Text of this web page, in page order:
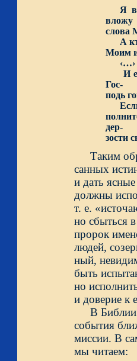
Я
вложу
слова
А
Моим
‹…›
И
Гос-
подь
Если
дер-
зости
Таким
санных
и дать
т. е.
но сбыться
людей,
ный,
быть
но
и доверие к
В Библии
события
миссии. В
мы